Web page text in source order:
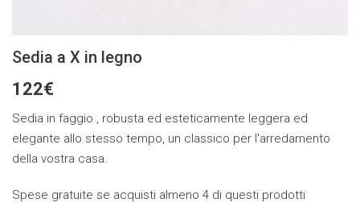
Sedia a X in legno
122€
Sedia in faggio , robusta ed esteticamente leggera ed
elegante allo stesso tempo, un classico per l'arredamento
della vostra casa.
Spese gratuite se acquisti almeno 4 di questi prodotti